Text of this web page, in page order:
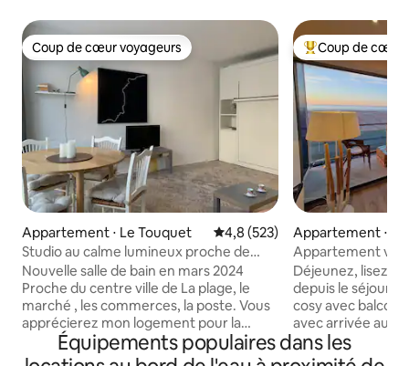
Coup de cœur voyageurs
Coup de cœur voyageurs
Appartement ⋅ Le Touquet Évaluation moyenne sur la
4,8 (523)
Studio au calme lumineux proche de
tout
Nouvelle salle de bain en mars 2024
Proche du centre ville de La plage, le
marché , les commerces, la poste. Vous
apprécierez mon logement pour la
luminosité, le quartier, l’emplacement de
qualité tout en étant au calme. 100 m de
Coups de cœur
Coup de cœur
Appartement ⋅
Appartement vue
et garage
Déjeunez, lisez,
depuis le séjour
cosy avec balcon
avec arrivée autonome. ✅
forts 🌅Vue mer 180° 🪟 Grande baie
vitrée et balcon 6 m² 🚗Garage
Équipements populaires dans les